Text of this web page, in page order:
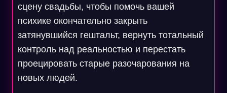
сцену свадьбы, чтобы помочь вашей
психике окончательно закрыть
затянувшийся гештальт, вернуть тотальный
контроль над реальностью и перестать
проецировать старые разочарования на
новых людей.